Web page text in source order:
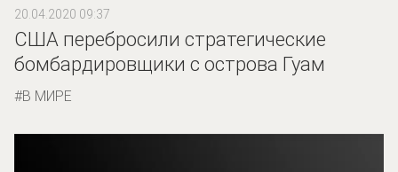
20.04.2020 09:37
США перебросили стратегические
бомбардировщики с острова Гуам
В МИРЕ